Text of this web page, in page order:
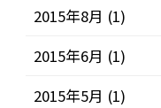
2015年8月 (1)
2015年6月 (1)
2015年5月 (1)